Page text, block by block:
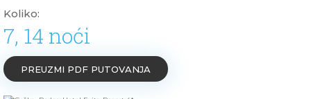
Koliko:
7, 14 noći
PREUZMI PDF PUTOVANJA